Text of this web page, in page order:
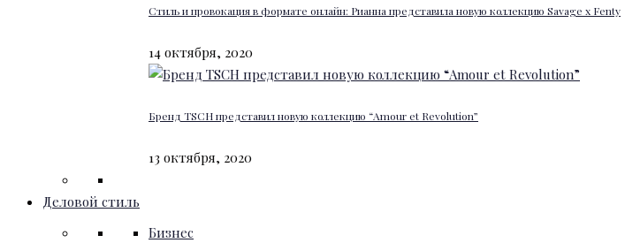
Стиль и провокация в формате онлайн: Рианна представила новую коллекцию Savage x Fenty
14 октября, 2020
Бренд TSCH представил новую коллекцию “Amour et Revolution”
13 октября, 2020
Деловой стиль
Бизнес